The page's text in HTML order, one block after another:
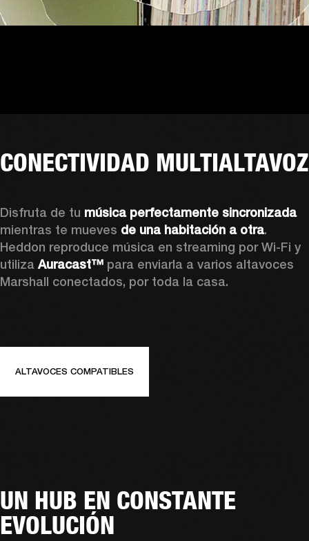
CONECTIVIDAD MULTIALTAVOZ
Disfruta de tu música perfectamente sincronizada
mientras te mueves de una habitación a otra.
Heddon reproduce música en streaming por Wi-Fi y
utiliza Auracast™ para enviarla a varios altavoces
Marshall conectados, por toda la casa.
ALTAVOCES COMPATIBLES
UN HUB EN CONSTANTE
EVOLUCIÓN